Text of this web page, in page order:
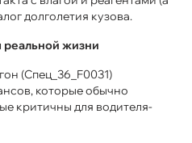
долголетия кузова.
жизни
(Спец_36_F0031)
которые обычно
критичны для водителя-